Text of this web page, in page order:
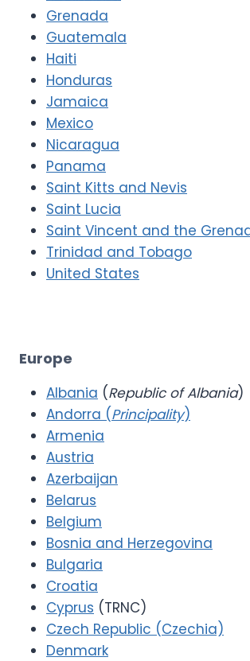
Grenada
Guatemala
Haiti
Honduras
Jamaica
Mexico
Nicaragua
Panama
Saint Kitts and Nevis
Saint Lucia
Saint Vincent and the
Trinidad and Tobago
United States
Europe
Albania (Republic of Albania)
Andorra (Principality)
Armenia
Austria
Azerbaijan
Belarus
Belgium
Bosnia and Herzegovina
Bulgaria
Croatia
Cyprus (TRNC)
Czech Republic (Czechia)
Denmark